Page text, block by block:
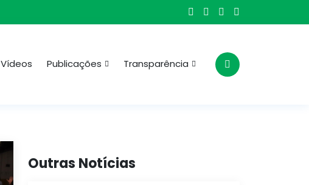
Vídeos Publicações Transparência
Outras Notícias